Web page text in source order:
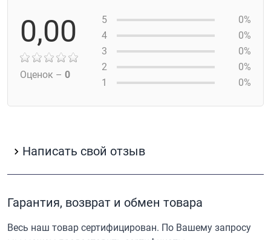
0,00
Оценок – 0
5
0%
4
0%
3
0%
2
0%
1
0%
Написать свой отзыв
Гарантия, возврат и обмен товара
Весь наш товар сертифицирован. По Вашему запросу